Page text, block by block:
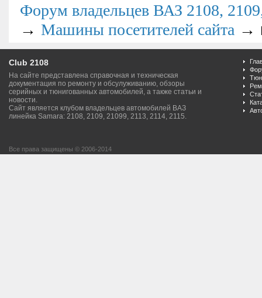
Форум владельцев ВАЗ 2108,
→ Машины посетителей сайта →
Club 2108
На сайте представлена справочная и техническая
документация по ремонту и обсулуживанию, обзоры
серийных и тюнигованных автомобилей, а также статьи и
новости.
Сайт является клубом владельцев автомобилей ВАЗ
линейка Samara: 2108, 2109, 21099, 2113, 2114, 2115.
Все права защищены © 2006-2014